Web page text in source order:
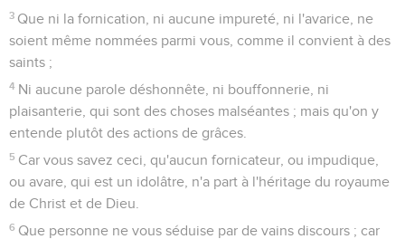
3 Que ni la fornication, ni aucune impureté, ni l'avarice, ne
soient même nommées parmi vous, comme il convient à des
saints ;
4 Ni aucune parole déshonnête, ni bouffonnerie, ni
plaisanterie, qui sont des choses malséantes ; mais qu'on y
entende plutôt des actions de grâces.
5 Car vous savez ceci, qu'aucun fornicateur, ou impudique,
ou avare, qui est un idolâtre, n'a part à l'héritage du royaume
de Christ et de Dieu.
6 Que personne ne vous séduise par de vains discours ; car